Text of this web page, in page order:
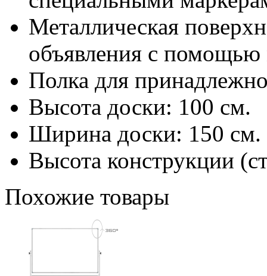
Металлическая
объявления с помощью
Полка для
Высота доски: 100 см.
Ширина доски: 150 см.
Высота конструкции
Похожие товары